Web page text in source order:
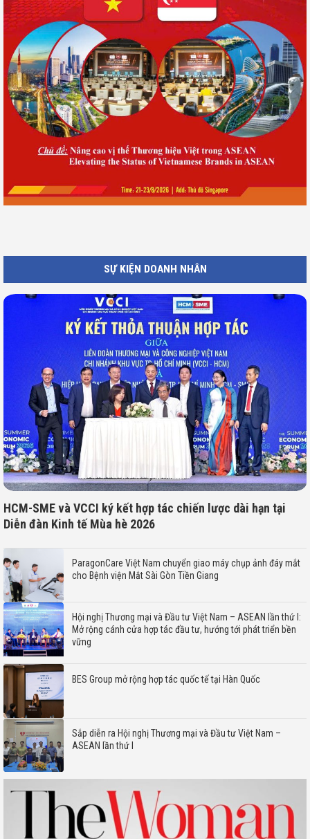
SỰ KIỆN DOANH NHÂN
HCM-SME và VCCI ký kết hợp tác chiến lược dài hạn tại
Diễn đàn Kinh tế Mùa hè 2026
ParagonCare Việt Nam chuyển giao máy chụp ảnh đáy mắt
cho Bệnh viện Mắt Sài Gòn Tiền Giang
Hội nghị Thương mại và Đầu tư Việt Nam – ASEAN lần thứ I:
Mở rộng cánh cửa hợp tác đầu tư, hướng tới phát triển bền
vững
BES Group mở rộng hợp tác quốc tế tại Hàn Quốc
Sắp diễn ra Hội nghị Thương mại và Đầu tư Việt Nam –
ASEAN lần thứ I